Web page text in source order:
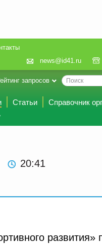
news@id41.ru
запросов
Статьи
Справочник
20:41
развития»